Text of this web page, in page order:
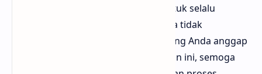
penghapusan yang ada. Pastikan untuk selalu
memantau hasil pencarian agar Anda tidak
kehilangan kontrol atas informasi yang Anda anggap
pribadi atau sensitif. Dengan panduan ini, semoga